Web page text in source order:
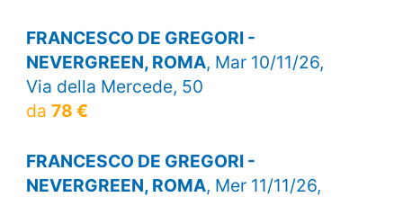
FRANCESCO DE GREGORI -
NEVERGREEN, ROMA, Mar 10/11/26,
Via della Mercede, 50
da 78 €
FRANCESCO DE GREGORI -
NEVERGREEN, ROMA, Mer 11/11/26,